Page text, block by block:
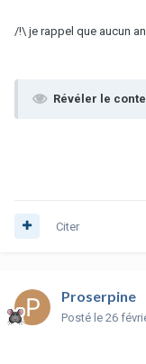
/!\ je rappel que aucun
Révéler le
Citer
Proserpine
Posté le 26